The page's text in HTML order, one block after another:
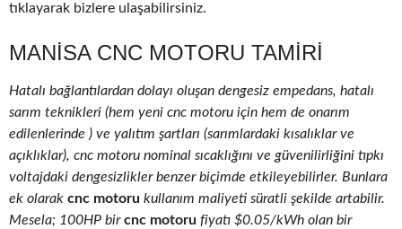
tıklayarak bizlere ulaşabilirsiniz.
MANISA CNC MOTORU TAMIRI
Hatalı bağlantılardan dolayı oluşan dengesiz empedans, hatalı
sarım teknikleri (hem yeni cnc motoru için hem de onarım
edilenlerinde ) ve yalıtım şartları (sarımlardaki kısalıklar ve
açıklıklar), cnc motoru nominal sıcaklığını ve güvenilirliğini tıpkı
voltajdaki dengesizlikler benzer biçimde etkileyebilirler. Bunlara
ek olarak cnc motoru kullanım maliyeti süratli şekilde artabilir.
Mesela; 100HP bircnc motoru fiyatı $0.05/kWh olan bir